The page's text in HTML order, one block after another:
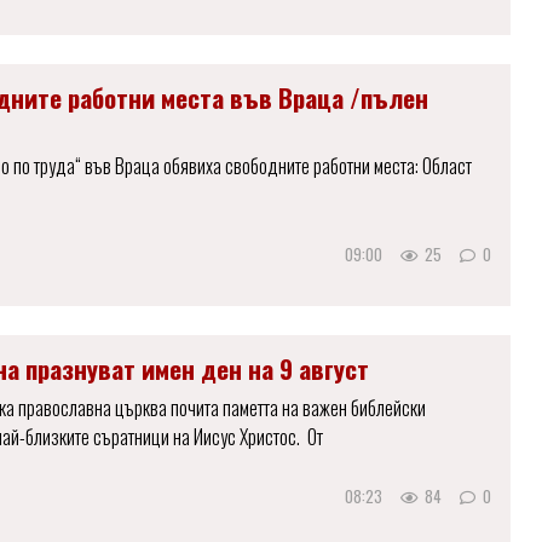
работни места във Враца /пълен
по труда“ във Враца обявиха свободните работни места: Област
09:00 25 0
празнуват имен ден на 9 август
православна църква почита паметта на важен библейски
близките съратници на Иисус Христос. От
08:23 84 0